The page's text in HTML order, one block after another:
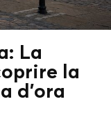
La
la
d'ora